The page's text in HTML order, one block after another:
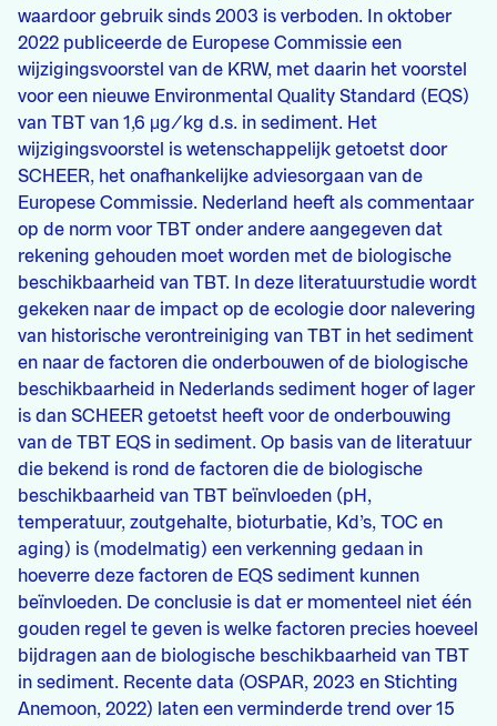
waardoor gebruik sinds 2003 is verboden. In oktober
2022 publiceerde de Europese Commissie een
wijzigingsvoorstel van de KRW, met daarin het voorstel
voor een nieuwe Environmental Quality Standard (EQS)
van TBT van 1,6 μg/kg d.s. in sediment. Het
wijzigingsvoorstel is wetenschappelijk getoetst door
SCHEER, het onafhankelijke adviesorgaan van de
Europese Commissie. Nederland heeft als commentaar
op de norm voor TBT onder andere aangegeven dat
rekening gehouden moet worden met de biologische
beschikbaarheid van TBT. In deze literatuurstudie wordt
gekeken naar de impact op de ecologie door nalevering
van historische verontreiniging van TBT in het sediment
en naar de factoren die onderbouwen of de biologische
beschikbaarheid in Nederlands sediment hoger of lager
is dan SCHEER getoetst heeft voor de onderbouwing
van de TBT EQS in sediment. Op basis van de literatuur
die bekend is rond de factoren die de biologische
beschikbaarheid van TBT beïnvloeden (pH,
temperatuur, zoutgehalte, bioturbatie, Kd’s, TOC en
aging) is (modelmatig) een verkenning gedaan in
hoeverre deze factoren de EQS sediment kunnen
beïnvloeden. De conclusie is dat er momenteel niet één
gouden regel te geven is welke factoren precies hoeveel
bijdragen aan de biologische beschikbaarheid van TBT
in sediment. Recente data (OSPAR, 2023 en Stichting
Anemoon, 2022) laten een verminderde trend over 15